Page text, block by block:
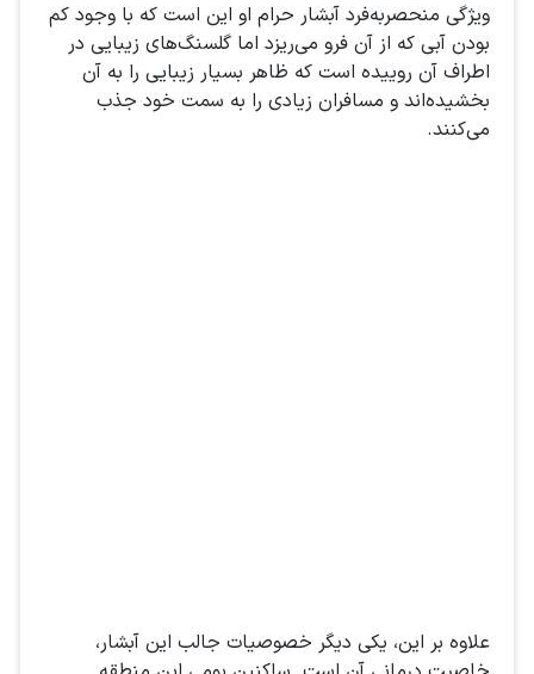
ویژگی منحصربه‌فرد آبشار حرام او این است که با وجود کم
بودن آبی که از آن فرو می‌ریزد اما گلسنگ‌های زیبایی در
اطراف آن روییده است که ظاهر بسیار زیبایی را به آن
بخشیده‌اند و مسافران زیادی را به سمت خود جذب
می‌کنند.
علاوه بر این، یکی دیگر خصوصیات جالب این آبشار،